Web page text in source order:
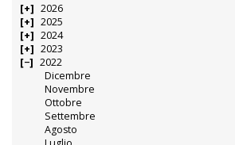
2026
2025
2024
2023
2022
Dicembre
Novembre
Ottobre
Settembre
Agosto